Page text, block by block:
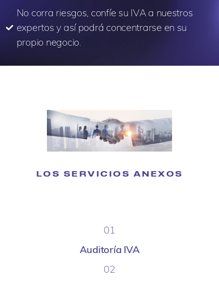
No corra riesgos, confíe su IVA a nuestros
expertos y así podrá concentrarse en su
propio negocio.
LOS SERVICIOS ANEXOS
01
Auditoría IVA
02